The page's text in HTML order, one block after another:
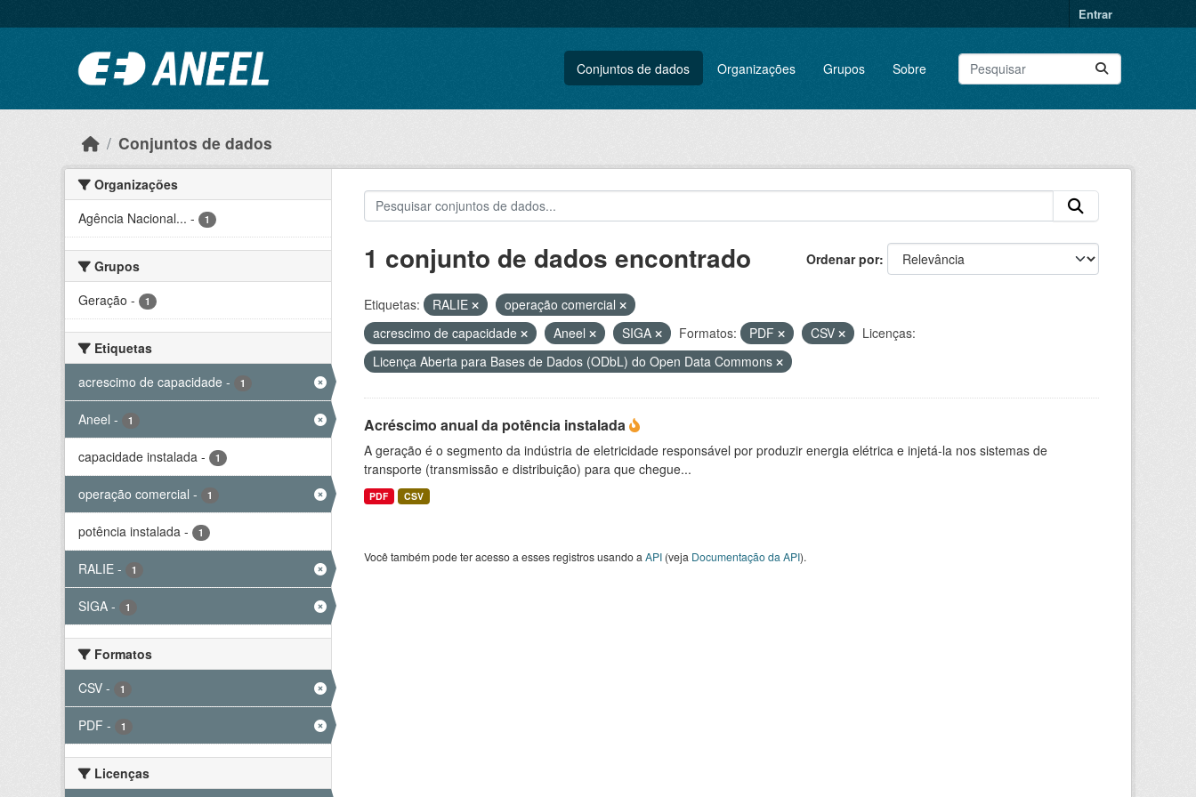
Entrar
Conjuntos de dados Organizações Grupos Sobre
Conjuntos de dados
Organizações
Agência Nacional... - 1
Grupos
Geração - 1
Etiquetas
acrescimo de capacidade - 1
Aneel - 1
capacidade instalada - 1
operação comercial - 1
potência instalada - 1
RALIE - 1
SIGA - 1
Formatos
CSV - 1
PDF - 1
Licenças
Ordenar por
1 conjunto de dados encontrado
Etiquetas: RALIE
operação comercial
acrescimo de capacidade
Aneel SIGA Formatos: PDF CSV
Licenças:
Licença Aberta para Bases de Dados (ODbL) do Open Data Commons
Acréscimo anual da potência instalada
A geração é o segmento da indústria de eletricidade responsável por produzir energia elétrica e injetá-la nos sistemas de
transporte (transmissão e distribuição) para que chegue...
PDF CSV
Você também pode ter acesso a esses registros usando a API(veja Documentação da API).